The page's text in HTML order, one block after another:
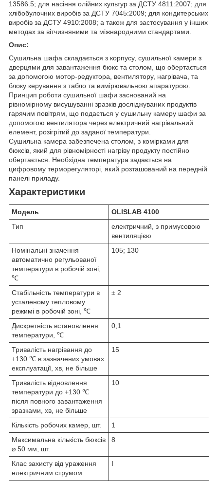
13586.5; для насіння олійних культур за ДСТУ 4811:2007; для
хлібобулочних виробів за ДСТУ 7045:2009; для кондитерських
виробів за ДСТУ 4910:2008; а також для застосування у інших
методах за вітчизняними та міжнародними стандартами.
Опис:
Сушильна шафа складається з корпусу, сушильної камери з
дверцями для завантаження бюкс та столом, що обертається
за допомогою мотор-редуктора, вентилятору, нагрівача, та
блоку керування з табло та вимірювальною апаратурою.
Принцип роботи сушильної шафи заснований на
рівномірному висушуванні зразків досліджуваних продуктів
гарячим повітрям, що подається у сушильну камеру шафи за
допомогою вентилятора через електричний нагрівальний
елемент, розігрітий до заданої температури.
Сушильна камера забезпечена столом, з комірками для
бюксів, який для рівномірності нагріву продукту постійно
обертається. Необхідна температура задається на
цифровому терморегуляторі, який розташований на передній
панелі приладу.
Характеристики
Модель
OLISLAB 4100
Тип
електричний, з примусовою
вентиляцією
Номінальні значення
автоматично регульованої
температури в робочій зоні,
℃
105; 130
Стабільність температури в
усталеному тепловому
режимі в робочій зоні, ℃
± 2
Дискретність встановлення
температури, ℃
0,1
Тривалість нагрівання до
+130 ℃ в зазначених умовах
експлуатації, хв, не більше
15
Тривалість відновлення
температури до +130 ℃
після повного завантаження
зразками, хв, не більше
10
Кількість робочих камер, шт.
1
Максимальна кількість бюксів
⌀ 50 мм, шт.
8
Клас захисту від ураження
електричним струмом
I